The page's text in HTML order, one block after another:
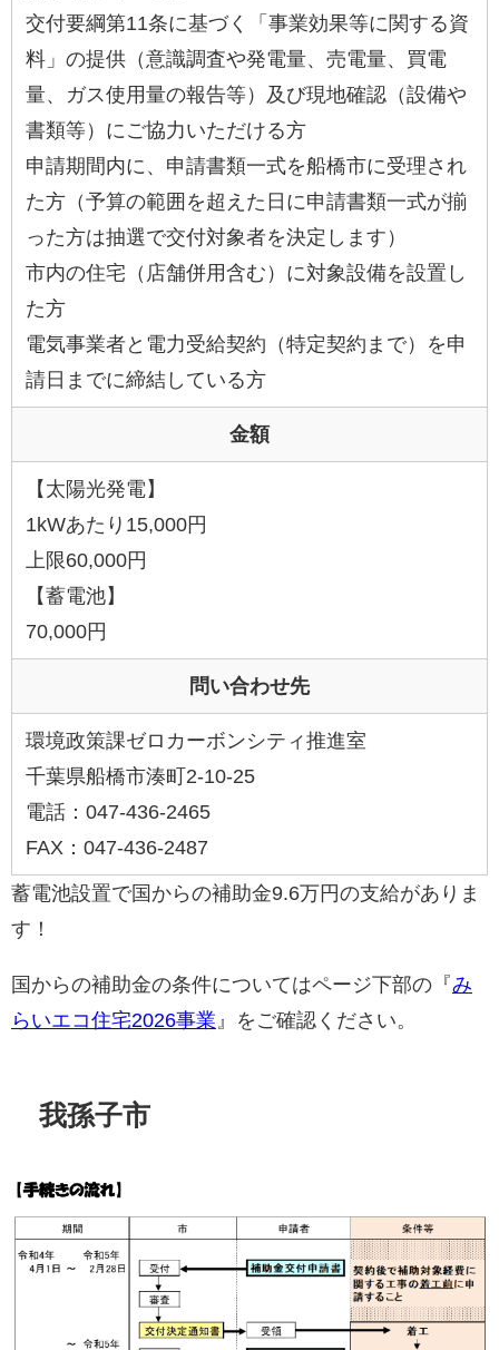
交付要綱第11条に基づく「事業効果等に関する資
料」の提供（意識調査や発電量、売電量、買電
量、ガス使用量の報告等）及び現地確認（設備や
書類等）にご協力いただける方
申請期間内に、申請書類一式を船橋市に受理され
た方（予算の範囲を超えた日に申請書類一式が揃
った方は抽選で交付対象者を決定します）
市内の住宅（店舗併用含む）に対象設備を設置し
た方
電気事業者と電力受給契約（特定契約まで）を申
請日までに締結している方
金額
【太陽光発電】
1kWあたり15,000円
上限60,000円
【蓄電池】
70,000円
問い合わせ先
環境政策課ゼロカーボンシティ推進室
千葉県船橋市湊町2-10-25
電話：047-436-2465
FAX：047-436-2487
蓄電池設置で国からの補助金9.6万円の支給がありま
す！
国からの補助金の条件についてはページ下部の『み
らいエコ住宅2026事業 』をご確認ください。
我孫子市